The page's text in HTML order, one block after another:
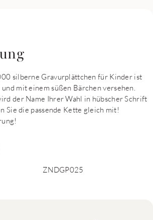
silberne Gravurplättchen für Kinder ist
mit einem süßen Bärchen versehen.
der Name Ihrer Wahl in hübscher Schrift
Sie die passende Kette gleich mit!
ZNDGP025